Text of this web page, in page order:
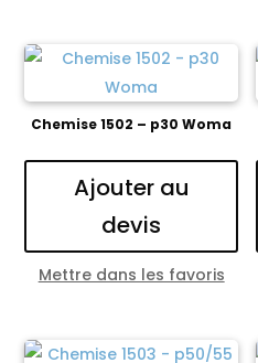
Chemise 1502 – p30 Woma
Ajouter au
devis
Mettre dans les favoris